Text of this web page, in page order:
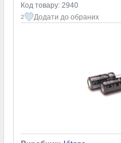
Код товару: 2940
2 Додати до обраних